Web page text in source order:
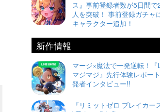
ス』事前登録者数が5日間で
人を突破！ 事前登録ガチャ
キャラクター追加！
新作情報
マージ×魔法で一発逆転！『
マジマジ』先行体験レポー
発者インタビュー!!
『リミットゼロ ブレイカー